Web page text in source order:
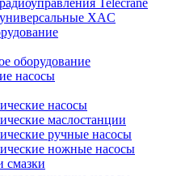
Telecrane
XAC
оборудование
насосы
насосы
маслостанции
ручные насосы
ножные насосы
смазки